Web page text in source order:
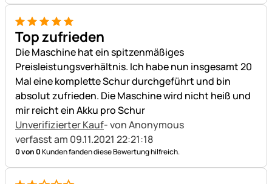
5 von 5
Top zufrieden
Die Maschine hat ein spitzenmäßiges
Preisleistungsverhältnis. Ich habe nun insgesamt 20
Mal eine komplette Schur durchgeführt und bin
absolut zufrieden. Die Maschine wird nicht heiß und
mir reicht ein Akku pro Schur
Unverifizierter Kauf- von Anonymous
verfasst am 09.11.2021 22:21:18
0 von 0Kunden fanden diese Bewertung hilfreich.